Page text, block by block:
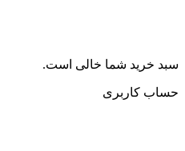
سبد خرید شما خالی است.
حساب کاربری